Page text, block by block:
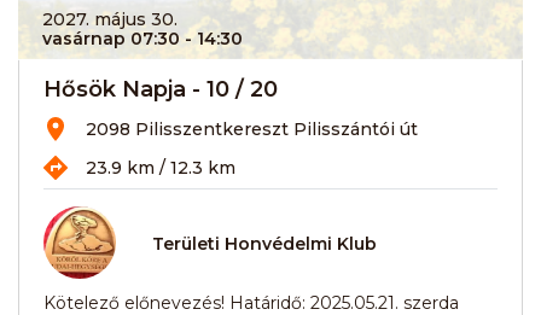
2027. május 30.
vasárnap 07:30 - 14:30
Hősök Napja - 10 / 20
2098 Pilisszentkereszt Pilisszántói út
23.9 km / 12.3 km
Területi Honvédelmi Klub
Kötelező előnevezés! Határidő: 2025.05.21. szerda